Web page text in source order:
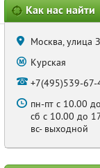
Как нас найти
Москва, улица
Курская
+7(495)539-67-
пн-пт с 10.00
сб с 10.00 до
вс- выходной